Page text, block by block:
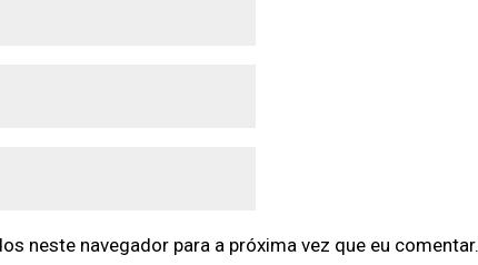
neste navegador para a próxima vez que eu comentar.